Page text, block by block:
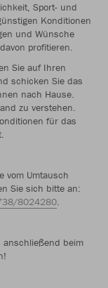
Sport- und
Konditionen
und Wünsche
profitieren.
Sie auf Ihren
schicken Sie das
nach Hause.
zu verstehen.
für das
vom Umtausch
Sie sich bitte an:
8024280.
anschließend beim